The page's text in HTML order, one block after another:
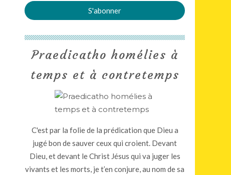
Praedicatho homélies à
temps et à contretemps
C'est par la folie de la prédication que Dieu a
jugé bon de sauver ceux qui croient. Devant
Dieu, et devant le Christ Jésus qui va juger les
vivants et les morts, je t’en conjure, au nom de sa